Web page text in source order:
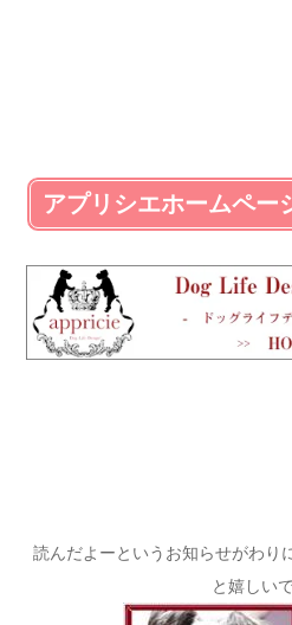
アプリシエホームペー
読んだよーというお知らせがわり
と嬉しい